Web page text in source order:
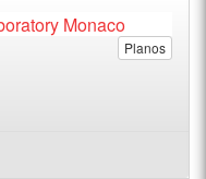
Planos